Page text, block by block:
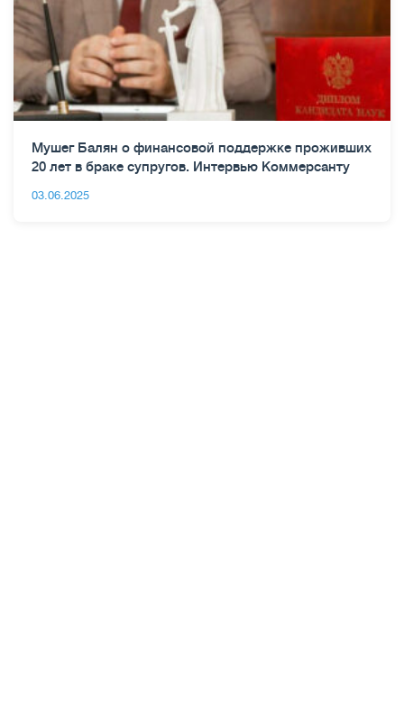
Мушег Балян о финансовой поддержке проживших
20 лет в браке супругов. Интервью Коммерсанту
03.06.2025